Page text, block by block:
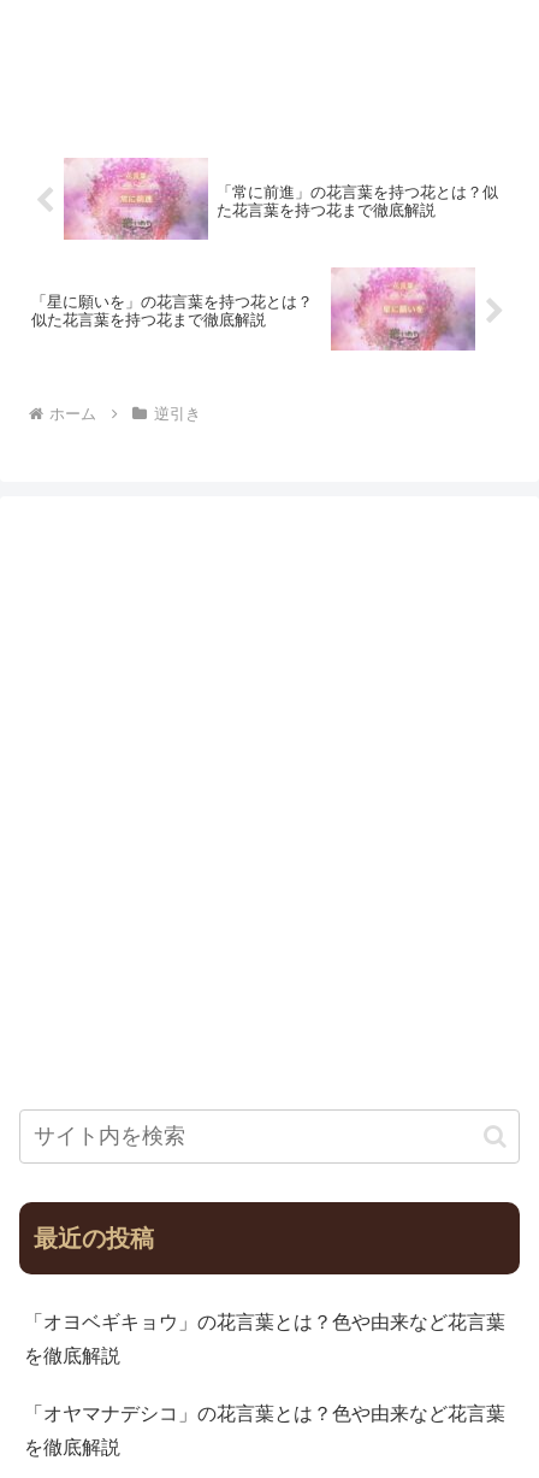
「常に前進」の花言葉を持つ花とは？似
た花言葉を持つ花まで徹底解説
「星に願いを」の花言葉を持つ花とは？
似た花言葉を持つ花まで徹底解説
ホーム 逆引き
最近の投稿
「オヨベギキョウ」の花言葉とは？色や由来など花言葉
を徹底解説
「オヤマナデシコ」の花言葉とは？色や由来など花言葉
を徹底解説